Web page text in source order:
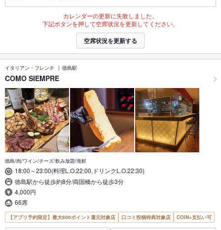
カレンダーの更新に失敗しました。
下記ボタンを押して空席状況を更新してください。
空席状況を更新する
イタリアン・フレンチ 徳島駅
COMO SIEMPRE
徳島/肉/ワイン/チーズ/飲み放題/海鮮
18:00～23:00(料理L.O.22:00,ドリンクL.O.22:30)
徳島駅から徒歩約8分/両国橋から徒歩3分
4,000円
66席
【アプリ予約限定】最大800ポイント還元対象店 口コミ投稿特典対象店 COIN+支払い可